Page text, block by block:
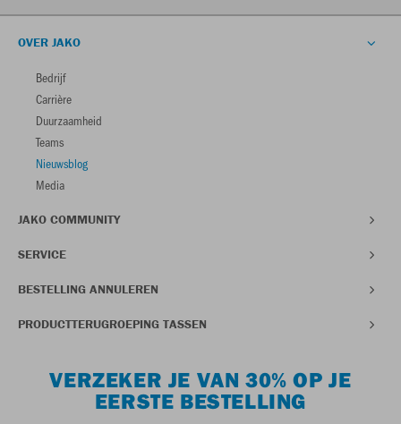
OVER JAKO
Bedrijf
Carrière
Duurzaamheid
Teams
Nieuwsblog
Media
JAKO COMMUNITY
SERVICE
BESTELLING ANNULEREN
PRODUCTTERUGROEPING TASSEN
VERZEKER JE VAN 30% OP JE
EERSTE BESTELLING